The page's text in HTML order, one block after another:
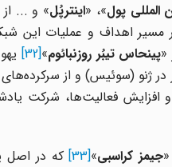
پول»، «اینترپُل» و ... از
مسیر اهداف و عملیات این
«پینحاس تیبُر روزنبائوم»
[32]
در ژنو (سوئیس) و از
فعالیت‌ها، شرکت
جیمز کراسبی»
[33]